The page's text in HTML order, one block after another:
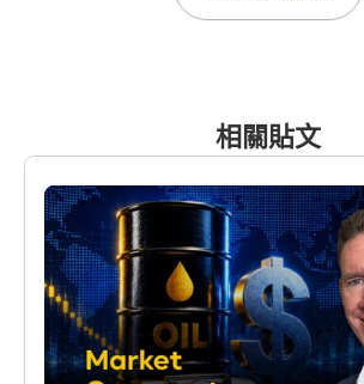
相關貼文